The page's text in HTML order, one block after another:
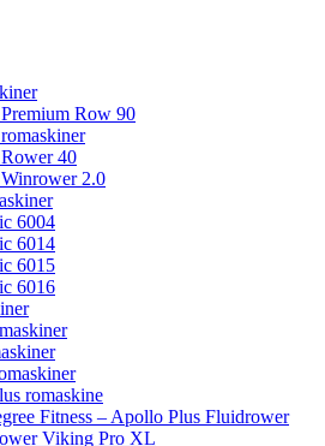
Row 90
40
2.0
6004
6014
6015
6016
romaskine
Fitness – Apollo Plus Fluidrower
Viking Pro XL